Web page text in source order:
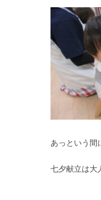
あっという間
七夕献立は大